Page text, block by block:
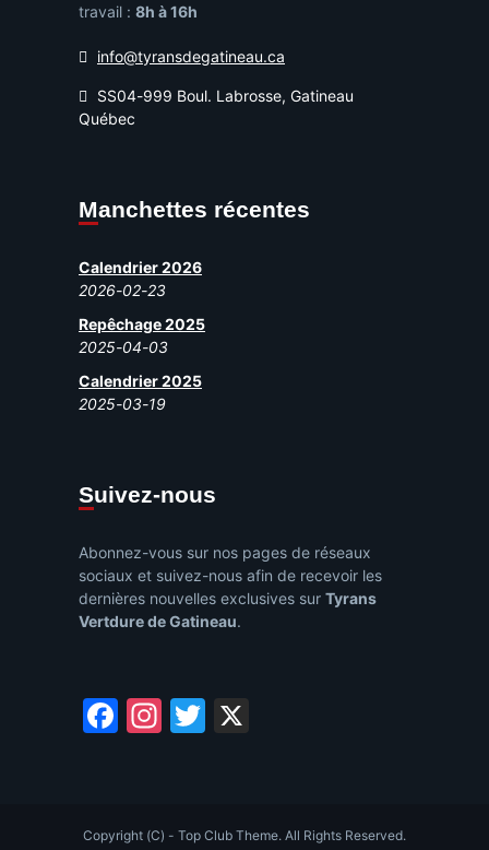
travail : 8h à 16h
info@tyransdegatineau.ca
SS04-999 Boul. Labrosse, Gatineau
Québec
Manchettes récentes
Calendrier 2026
2026-02-23
Repêchage 2025
2025-04-03
Calendrier 2025
2025-03-19
Suivez-nous
Abonnez-vous sur nos pages de réseaux
sociaux et suivez-nous afin de recevoir les
dernières nouvelles exclusives sur Tyrans
Vertdure de Gatineau.
Facebook
Instagram
Twitter
Copyright (C) - Top Club Theme. All Rights Reserved.